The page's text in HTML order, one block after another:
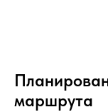
маршрута